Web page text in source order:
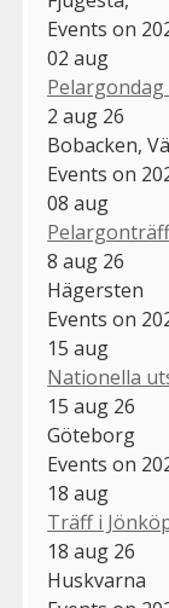
Events on
02 aug
2 aug 26
Bobacken,
Events on
08 aug
8 aug 26
Hägersten
Events on
15 aug
Nationella
15 aug 26
Göteborg
Events on
18 aug
Träff i
18 aug 26
Huskvarna